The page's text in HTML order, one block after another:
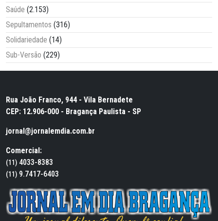
Saúde (2.153)
Sepultamentos (316)
Solidariedade (14)
Sub-Versão (229)
Rua João Franco, 944 - Vila Bernadete
CEP: 12.906-000 - Bragança Paulista - SP
jornal@jornalemdia.com.br
Comercial:
(11) 4033-8383
(11) 9.7417-6403